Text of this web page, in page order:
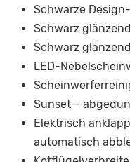
Schwarze
Schwarz
Schwarz
LED-
Sunset –
Elektrisch
automatisch